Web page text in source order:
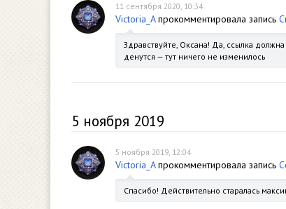
11 сентября 2020, 10:34
Victoria_Aпрокомментировала запись
Здравствуйте, Оксана! Да, ссылка
денутся — тут ничего не изменилось
5 ноября 2019
5 ноября 2019, 12:04
Victoria_Aпрокомментировала запись
Спасибо! Действительно старалась